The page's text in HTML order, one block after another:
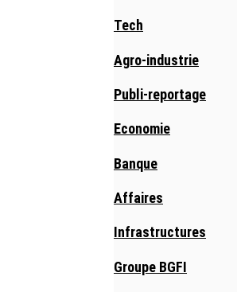
Tech
Agro-industrie
Publi-reportage
Economie
Banque
Affaires
Infrastructures
Groupe BGFI